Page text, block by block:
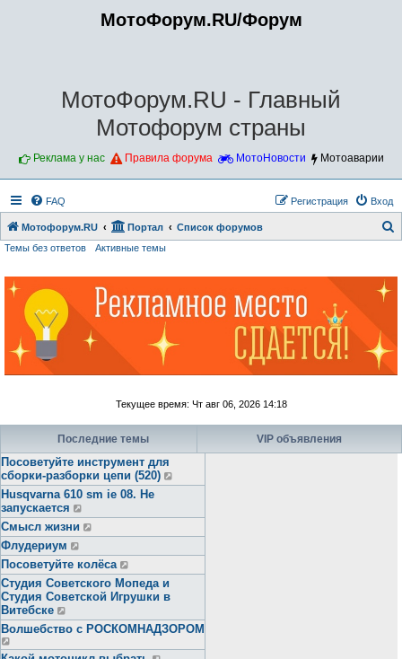
МотоФорум.RU/Форум
МотоФорум.RU - Главный
Мотофорум страны
Реклама у нас Правила форума МотоНовости Мотоаварии
FAQ Вход
Регистрация
Мотофорум.RU Портал Список форумов
Темы без ответов Активные темы
Текущее время: Чт авг 06, 2026 14:18
Последние темы
Посоветуйте инструмент для
сборки-разборки цепи (520)
Husqvarna 610 sm ie 08. Не
запускается
Смысл жизни
Флудериум
Посоветуйте колёса
Студия Советского Мопеда и
Студия Советской Игрушки в
Витебске
Волшебство с РОСКОМНАДЗОРОМ
VIP объявления